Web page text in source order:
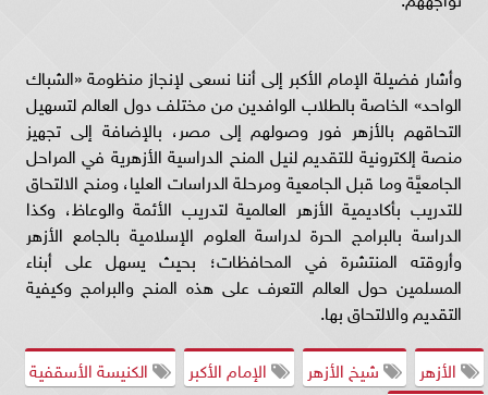
وأشار فضيلة الإمام الأكبر إلى أننا نسعى لإنجاز منظومة «الشباك
الواحد» الخاصة بالطلاب الوافدين من مختلف دول العالم لتسهيل
التحاقهم بالأزهر فور وصولهم إلى مصر، بالإضافة إلى تجهيز
منصة إلكترونية للتقديم لنيل المنح الدراسية الأزهرية في المراحل
الجامعيَّة وما قبل الجامعية ومرحلة الدراسات العليا، ومنح الالتحاق
للتدريب بأكاديمية الأزهر العالمية لتدريب الأئمة والوعاظ، وكذا
الدراسة بالبرامج الحرة لدراسة العلوم الإسلامية بالجامع الأزهر
وأروقته المنتشرة في المحافظات؛ بحيث يسهل على أبناء
المسلمين حول العالم التعرف على هذه المنح والبرامج وكيفية
التقديم والالتحاق بها.
الأزهر
شيخ الأزهر الإمام الأكبر
الكنيسة الأسقفية